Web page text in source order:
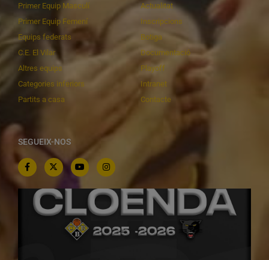
Primer Equip Masculí
Primer Equip Femení
Equips federats
C.E. El Vilar
Altres equips
Categories inferiors
Partits a casa
Actualitat
Inscripcions
Botiga
Documentació
Playoff
Intranet
Contacte
SEGUEIX-NOS